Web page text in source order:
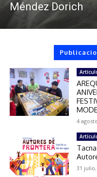
Méndez Dorich
4
31